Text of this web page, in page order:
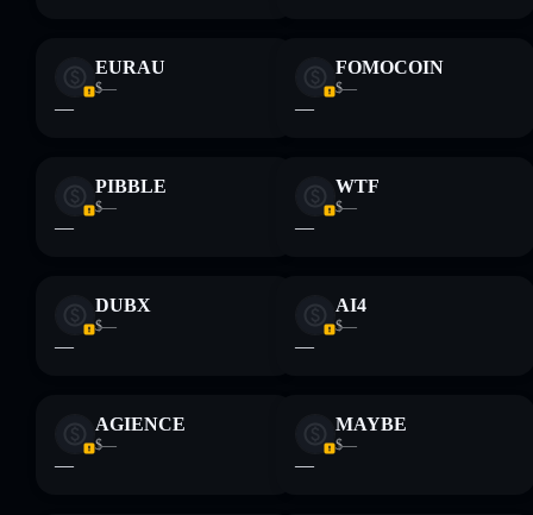
EURAU
$—
—
FOMOCOIN
$—
—
PIBBLE
$—
—
WTF
$—
—
DUBX
$—
—
AI4
$—
—
AGIENCE
$—
—
MAYBE
$—
—